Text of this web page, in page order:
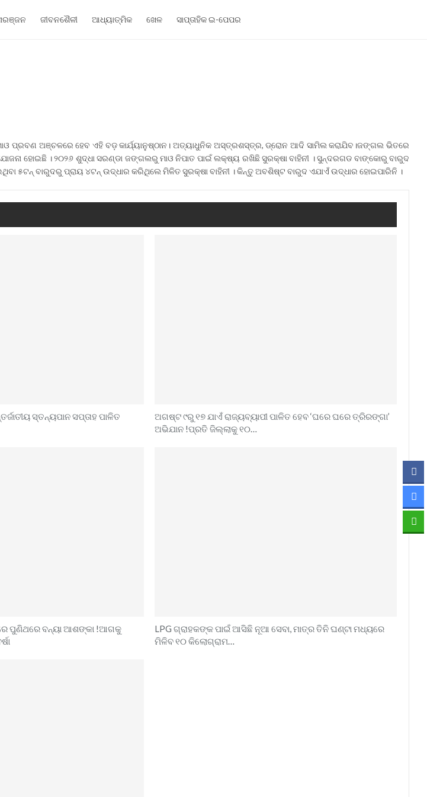
ଜୀବନଶୈଳୀ ଆଧ୍ୟାତ୍ମିକ ଖେଳ ସାପ୍ତାହିକ ଇ-ପେପର
ପ୍ରବଣ ଅଞ୍ଚଳରେ ହେବ ଏହି ବଡ଼ କାର୍ଯ୍ୟାନୁଷ୍ଠାନ। ଅତ୍ୟାଧୁନିକ ଅସ୍ତ୍ରଶସ୍ତ୍ର, ଡ୍ରୋନ ଆଦି ସାମିଲ କରାଯିବ।ଜଙ୍ଗଲ ଭିତରେ
ହୋଇଛି । ୨୦୨୬ ଶୁଦ୍ଧା ସରଣ୍ଡା ଜଙ୍ଗଲରୁ ମାଓ ନିପାତ ପାଇଁ ଲକ୍ଷ୍ୟ ରଖିଛି ସୁରକ୍ଷା ବାହିନୀ । ସୁନ୍ଦରଗଡ ବାଙ୍କୋରୁ ବାରୁଦ
୫ଟନ୍ ବାରୁଦରୁ ପ୍ରାୟ ୪ଟନ୍ ଉଦ୍ଧାର କରିଥିଲେ ମିଳିତ ସୁରକ୍ଷା ବାହିନୀ । କିନ୍ତୁ ଅବଶିଷ୍ଟ ବାରୁଦ ଏଯାଏଁ ଉଦ୍ଧାର ହୋଇପାରିନି ।
ସ୍ତନ୍ୟପାନ ସପ୍ତାହ ପାଳିତ
ଅଗଷ୍ଟ ୯ରୁ ୧୭ ଯାଏଁ ରାଜ୍ୟବ୍ୟାପୀ ପାଳିତ ହେବ ‘ଘରେ ଘରେ ତ୍ରିରଙ୍ଗା’
ଅଭିଯାନ !ପ୍ରତି ଜିଲ୍ଲାକୁ ୧୦…
ପୁଣିଥରେ ବନ୍ୟା ଆଶଙ୍କା !ଆଗକୁ
LPG ଗ୍ରାହକଙ୍କ ପାଇଁ ଆସିଛି ନୂଆ ସେବା, ମାତ୍ର ତିନି ଘଣ୍ଟା ମଧ୍ୟରେ
ମିଳିବ ୧୦ କିଲୋଗ୍ରାମ…